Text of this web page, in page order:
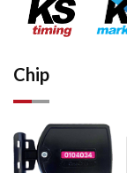
Chip